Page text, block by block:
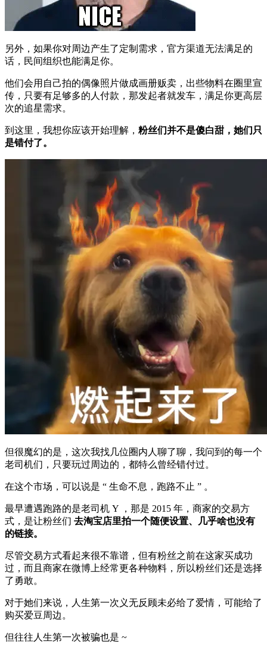
另外，如果你对周边产生了定制需求，官方渠道无法满足的
话，民间组织也能满足你。
他们会用自己拍的偶像照片做成画册贩卖，出些物料在圈里宣
传，只要有足够多的人付款，那发起者就发车，满足你更高层
次的追星需求。
到这里，我想你应该开始理解， 粉丝们并不是傻白甜，她们只
是错付了。
但很魔幻的是，这次我找几位圈内人聊了聊，我问到的每一个
老司机们，只要玩过周边的，都特么曾经错付过。
在这个市场，可以说是 “ 生命不息，跑路不止 ” 。
最早遭遇跑路的是老司机 Y ，那是 2015 年，商家的交易方
式，是让粉丝们 去淘宝店里拍一个随便设置、几乎啥也没有
的链接。
尽管交易方式看起来很不靠谱，但有粉丝之前在这家买成功
过，而且商家在微博上经常更各种物料，所以粉丝们还是选择
了勇敢。
对于她们来说，人生第一次义无反顾未必给了爱情，可能给了
购买爱豆周边。
但往往人生第一次被骗也是 ~